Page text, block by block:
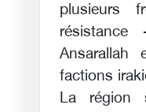
plusieurs
Ansarallah
factions
La région